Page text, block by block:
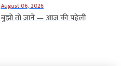
August 06, 2026
बुझो तो जाने — आज की पहेली